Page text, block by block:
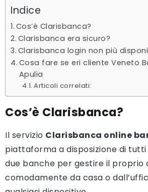
Indice
Cos’è Clarisbanca?
Clarisbanca era sicuro?
Clarisbanca login non più
Cosa fare se eri cliente Veneto
Apulia
Articoli correlati:
Cos’è Clarisbanca?
Il servizio Clarisbanca online
piattaforma a disposizione di
due banche per gestire il proprio
comodamente da casa o